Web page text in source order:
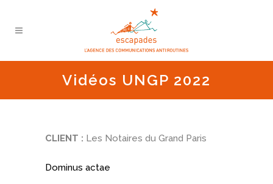
Vidéos UNGP 2022
CLIENT : Les Notaires du Grand Paris
Dominus actae